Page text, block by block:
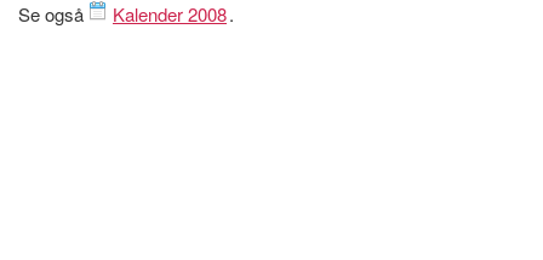
Se også Kalender 2008.